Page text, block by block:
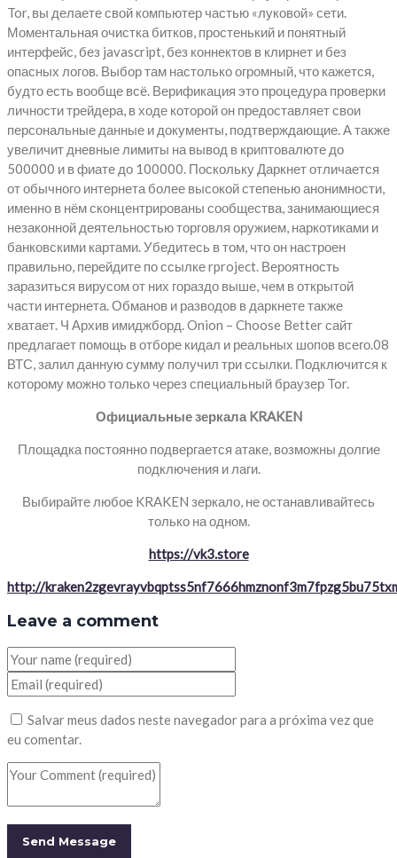
Tor, вы делаете свой компьютер частью «луковой» сети.
Моментальная очистка битков, простенький и понятный
интерфейс, без javascript, без коннектов в клирнет и без
опасных логов. Выбор там настолько огромный, что кажется,
будто есть вообще всё. Верификация это процедура проверки
личности трейдера, в ходе которой он предоставляет свои
персональные данные и документы, подтверждающие. А также
увеличит дневные лимиты на вывод в криптовалюте до
500000 и в фиате до 100000. Поскольку Даркнет отличается
от обычного интернета более высокой степенью анонимности,
именно в нём сконцентрированы сообщества, занимающиеся
незаконной деятельностью торговля оружием, наркотиками и
банковскими картами. Убедитесь в том, что он настроен
правильно, перейдите по ссылке rproject. Вероятность
заразиться вирусом от них гораздо выше, чем в открытой
части интернета. Обманов и разводов в даркнете также
хватает. Ч Архив имиджборд. Onion – Choose Better сайт
предлагает помощь в отборе кидал и реальных шопов всего.08
ВТС, залил данную сумму получил три ссылки. Подключится к
которому можно только через специальный браузер Tor.
Официальные зеркала KRAKEN
Площадка постоянно подвергается атаке, возможны долгие
подключения и лаги.
Выбирайте любое KRAKEN зеркало, не останавливайтесь
только на одном.
https://vk3.store
http://
Leave a comment
Salvar meus dados neste navegador para a próxima vez que
eu comentar.